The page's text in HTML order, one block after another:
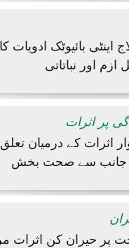
بائیوٹک ادویات
اور نباتاتی
پر اثرات
کے درمیان
جانب سے صحت بخش
پر حیران کن اثرات